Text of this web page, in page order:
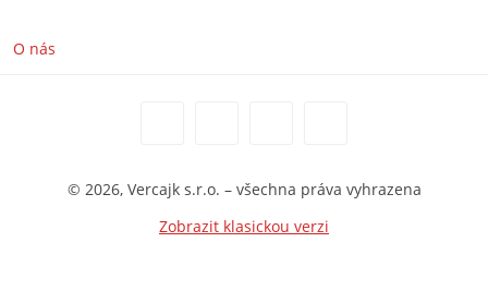
O nás
© 2026, Vercajk s.r.o. – všechna práva vyhrazena
Zobrazit klasickou verzi